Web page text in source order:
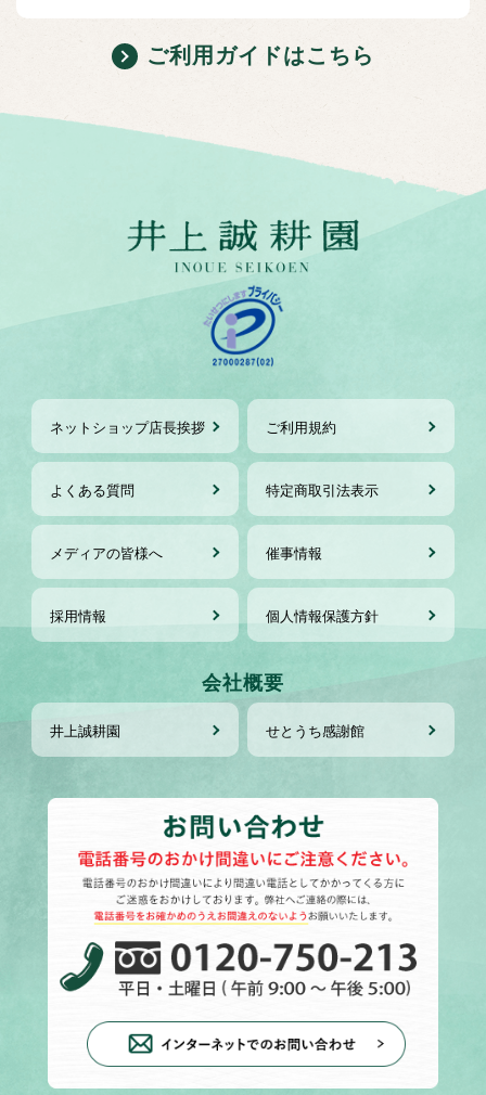
ご利用ガイドはこちら
ネットショップ店長挨拶 ご利用規約
よくある質問 特定商取引法表示
メディアの皆様へ 催事情報
採用情報 個人情報保護方針
会社概要
井上誠耕園 せとうち感謝館